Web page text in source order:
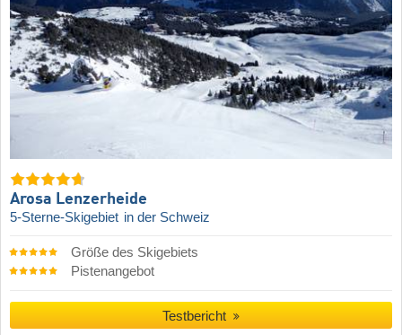
Arosa Lenzerheide
5-Sterne-Skigebiet in der Schweiz
Größe des Skigebiets
Pistenangebot
Testbericht